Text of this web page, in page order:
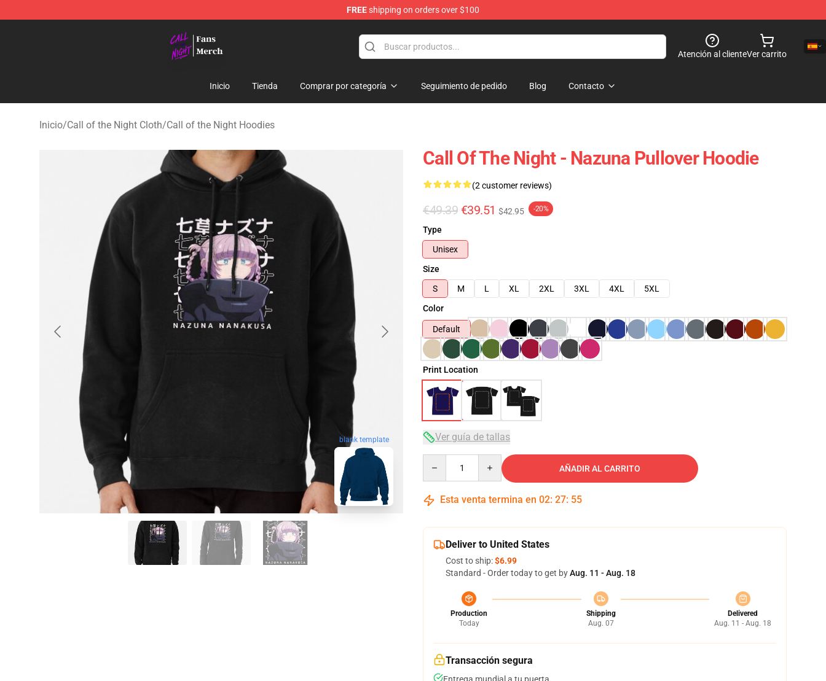
FREEshipping on orders over $100
Atención al clienteVer carrito
Inicio Tienda Comprar por categoría Seguimiento de pedido Blog Contacto
Inicio/Call of the Night Cloth/Call of the Night Hoodies
blank template
Call Of The Night - Nazuna Pullover Hoodie
(2 customer reviews)
€49.39 €39.51 $42.95 -20%
Type
Unisex
Size
S
M L XL 2XL 3XL 4XL
5XL
Color
Default
Print Location
Ver guía de tallas
AÑADIR AL CARRITO
Esta venta termina en 02: 27: 54
Deliver to United States
Cost to ship:$6.99
Standard - Order today to get byAug. 11 - Aug. 18
Production
Today
Shipping
Aug. 07
Delivered
Aug. 11 - Aug. 18
Transacción segura